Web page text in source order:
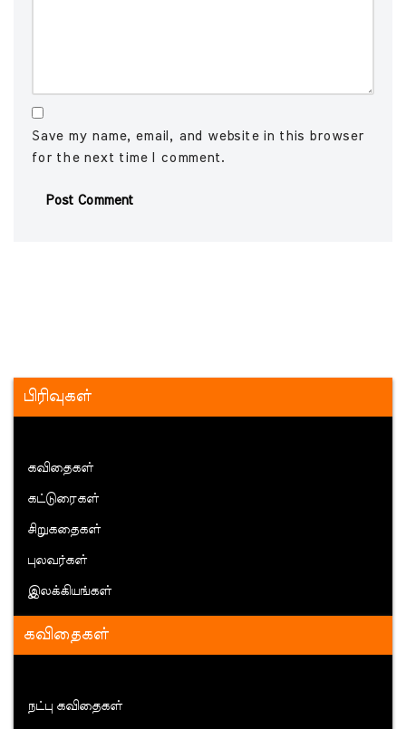
Save my name, email, and website in this browser
for the next time I comment.
பிரிவுகள்
கவிதைகள்
கட்டுரைகள்
சிறுகதைகள்
புலவர்கள்
இலக்கியங்கள்
கவிதைகள்
நட்பு கவிதைகள்